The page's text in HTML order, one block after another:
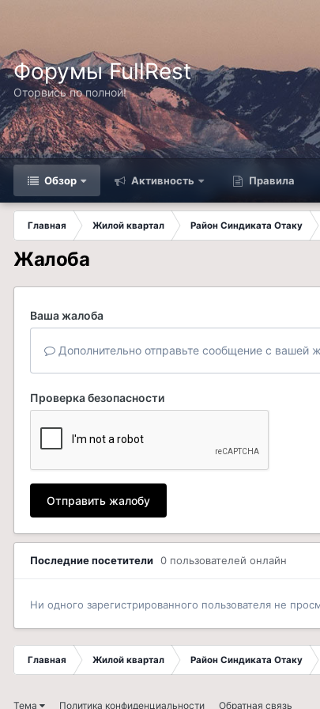
Форумы FullRest
Оторвись по полной!
Обзор Активность Правила
Главная Жилой квартал Район Синдиката Отаку
Жалоба
Ваша жалоба
Дополнительно отправьте сообщение с вашей
Проверка безопасности
Отправить жалобу
Последние посетители 0 пользователей онлайн
Ни одного зарегистрированного пользователя не
Главная Жилой квартал Район Синдиката Отаку
Тема Политика конфиденциальности Обратная связь